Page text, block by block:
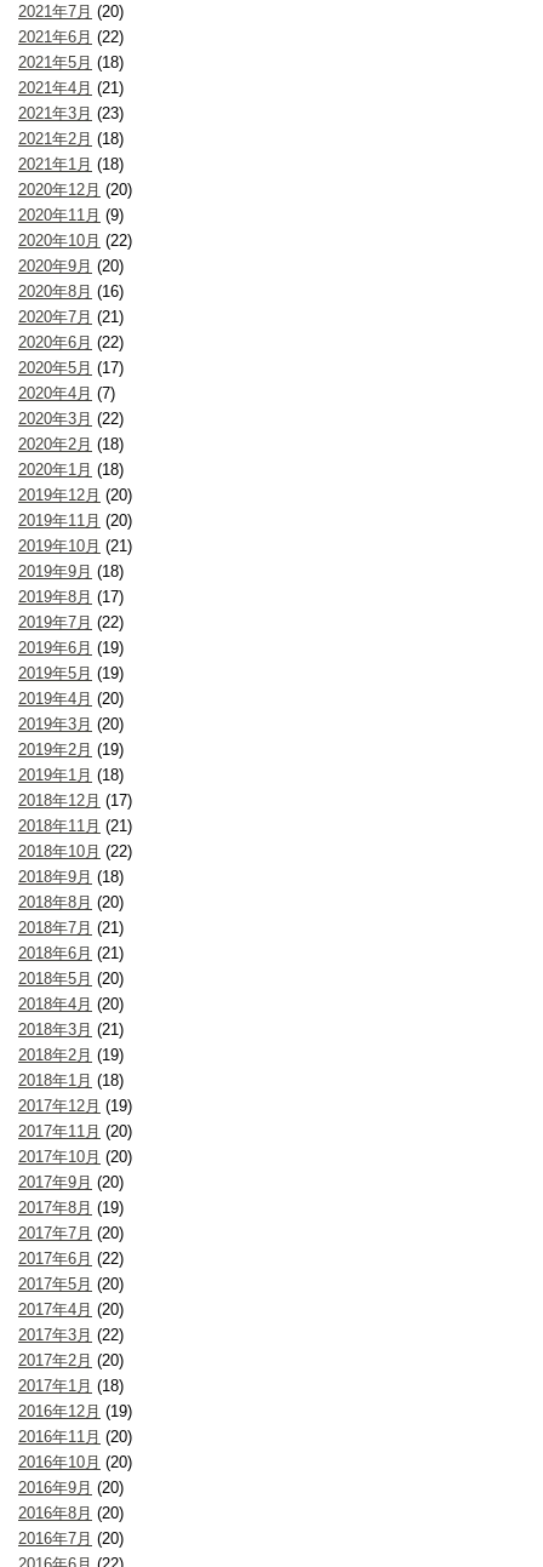
2021年7月 (20)
2021年6月 (22)
2021年5月 (18)
2021年4月 (21)
2021年3月 (23)
2021年2月 (18)
2021年1月 (18)
2020年12月 (20)
2020年11月 (9)
2020年10月 (22)
2020年9月 (20)
2020年8月 (16)
2020年7月 (21)
2020年6月 (22)
2020年5月 (17)
2020年4月 (7)
2020年3月 (22)
2020年2月 (18)
2020年1月 (18)
2019年12月 (20)
2019年11月 (20)
2019年10月 (21)
2019年9月 (18)
2019年8月 (17)
2019年7月 (22)
2019年6月 (19)
2019年5月 (19)
2019年4月 (20)
2019年3月 (20)
2019年2月 (19)
2019年1月 (18)
2018年12月 (17)
2018年11月 (21)
2018年10月 (22)
2018年9月 (18)
2018年8月 (20)
2018年7月 (21)
2018年6月 (21)
2018年5月 (20)
2018年4月 (20)
2018年3月 (21)
2018年2月 (19)
2018年1月 (18)
2017年12月 (19)
2017年11月 (20)
2017年10月 (20)
2017年9月 (20)
2017年8月 (19)
2017年7月 (20)
2017年6月 (22)
2017年5月 (20)
2017年4月 (20)
2017年3月 (22)
2017年2月 (20)
2017年1月 (18)
2016年12月 (19)
2016年11月 (20)
2016年10月 (20)
2016年9月 (20)
2016年8月 (20)
2016年7月 (20)